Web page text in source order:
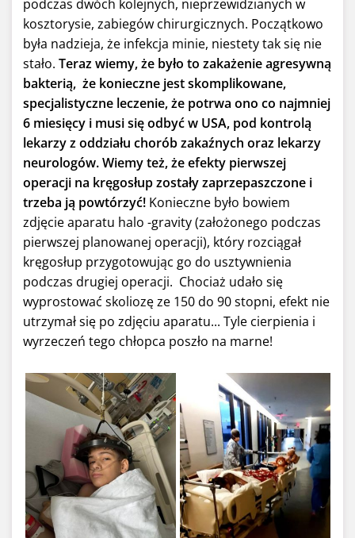
podczas dwóch kolejnych, nieprzewidzianych w
kosztorysie, zabiegów chirurgicznych. Początkowo
była nadzieja, że infekcja minie, niestety tak się nie
stało. Teraz wiemy, że było to zakażenie agresywną
bakterią, że konieczne jest skomplikowane,
specjalistyczne leczenie, że potrwa ono co najmniej
6 miesięcy i musi się odbyć w USA, pod kontrolą
lekarzy z oddziału chorób zakaźnych oraz lekarzy
neurologów. Wiemy też, że efekty pierwszej
operacji na kręgosłup zostały zaprzepaszczone i
trzeba ją powtórzyć! Konieczne było bowiem
zdjęcie aparatu halo -gravity (założonego podczas
pierwszej planowanej operacji), który rozciągał
kręgosłup przygotowując go do usztywnienia
podczas drugiej operacji. Chociaż udało się
wyprostować skoliozę ze 150 do 90 stopni, efekt nie
utrzymał się po zdjęciu aparatu... Tyle cierpienia i
wyrzeczeń tego chłopca poszło na marne!